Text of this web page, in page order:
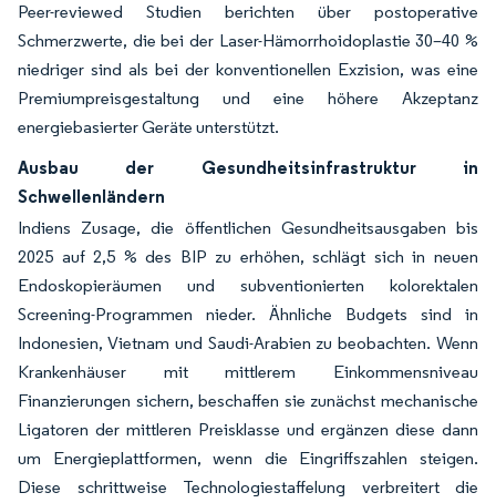
Peer-reviewed Studien berichten über postoperative
Schmerzwerte, die bei der Laser-Hämorrhoidoplastie 30–40 %
niedriger sind als bei der konventionellen Exzision, was eine
Premiumpreisgestaltung und eine höhere Akzeptanz
energiebasierter Geräte unterstützt.
Ausbau der Gesundheitsinfrastruktur in
Schwellenländern
Indiens Zusage, die öffentlichen Gesundheitsausgaben bis
2025 auf 2,5 % des BIP zu erhöhen, schlägt sich in neuen
Endoskopieräumen und subventionierten kolorektalen
Screening-Programmen nieder. Ähnliche Budgets sind in
Indonesien, Vietnam und Saudi-Arabien zu beobachten. Wenn
Krankenhäuser mit mittlerem Einkommensniveau
Finanzierungen sichern, beschaffen sie zunächst mechanische
Ligatoren der mittleren Preisklasse und ergänzen diese dann
um Energieplattformen, wenn die Eingriffszahlen steigen.
Diese schrittweise Technologiestaffelung verbreitert die